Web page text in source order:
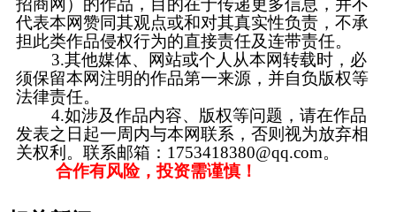
招商网）的作品，目的在于传递更多信息，并不
代表本网赞同其观点或和对其真实性负责，不承
担此类作品侵权行为的直接责任及连带责任。
3.其他媒体、网站或个人从本网转载时，必
须保留本网注明的作品第一来源，并自负版权等
法律责任。
4.如涉及作品内容、版权等问题，请在作品
发表之日起一周内与本网联系，否则视为放弃相
关权利。联系邮箱：1753418380@qq.com。
合作有风险，投资需谨慎！